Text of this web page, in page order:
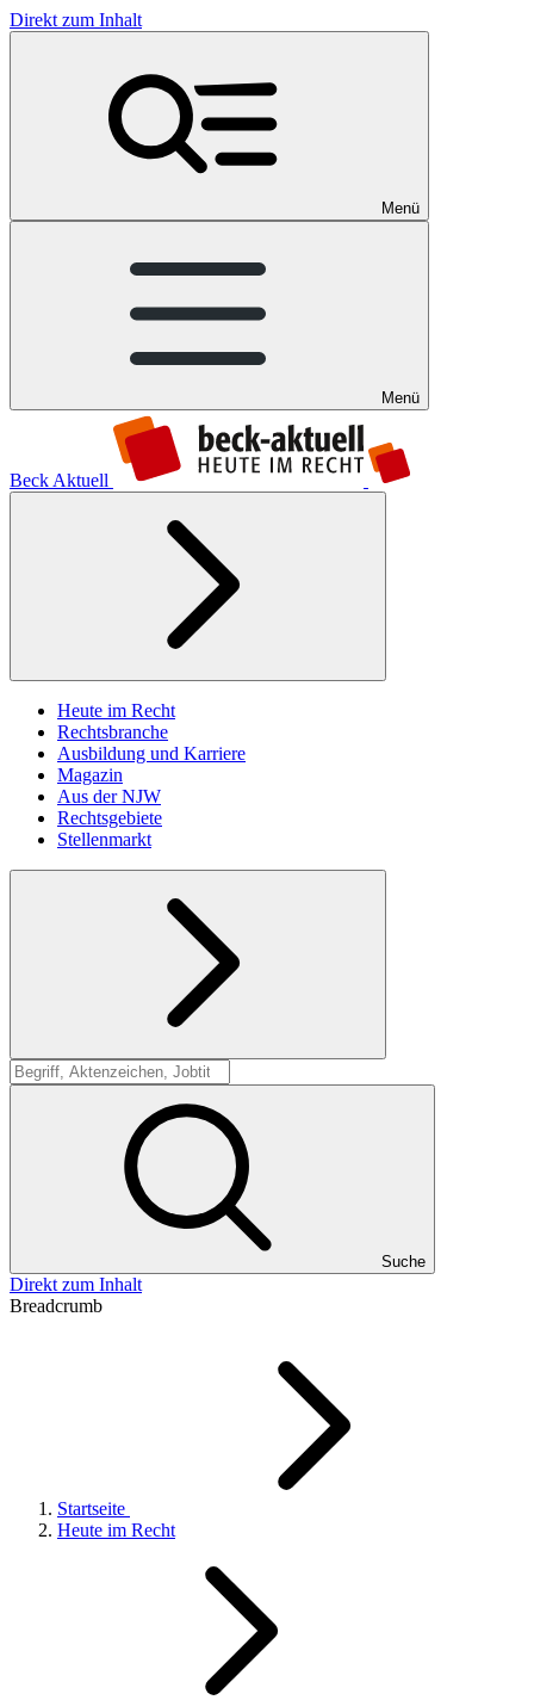
Direkt zum Inhalt
Menü
Menü
Beck Aktuell
Heute im Recht
Rechtsbranche
Ausbildung und Karriere
Magazin
Aus der NJW
Rechtsgebiete
Stellenmarkt
Suche
Suche
Direkt zum Inhalt
Breadcrumb
Startseite
Heute im Recht